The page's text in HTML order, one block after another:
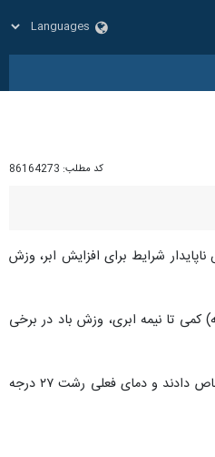
کد مطلب: 86164273
شرایط برای افزایش ابر، وزش
کمی تا نیمه ابری، وزش باد در برخی
کارشناس هواشناسی گیلان اضافه کرد: روشنده رضوانشهر با ۱۱ درجه کمترین و منجیل با ۲۹ درجه بیشترین دمای استان را در شبانه‌روز گذشته به خود اختصاص دادند و دمای فعلی رشت ۲۷ درجه